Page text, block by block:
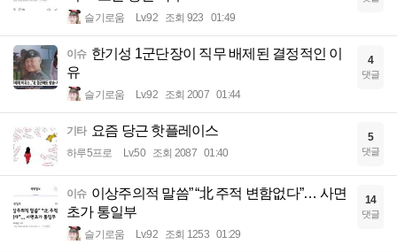
슬기로움 Lv.92 조회 923 01:49
이슈 한기성 1군단장이 직무 배제된 결정적인 이
유
슬기로움 Lv.92 조회 2007 01:44
4
댓글
기타 요즘 당근 핫플레이스
하루5프로 Lv.50 조회 2087 01:40
5
댓글
이슈 이상주의적 말씀” “北 주적 변함없다”… 사면
초가 통일부
슬기로움 Lv.92 조회 1253 01:29
14
댓글